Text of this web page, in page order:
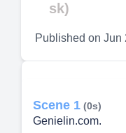
sk)
Published on Jun
Scene 1 (0s)
Genielin.com.